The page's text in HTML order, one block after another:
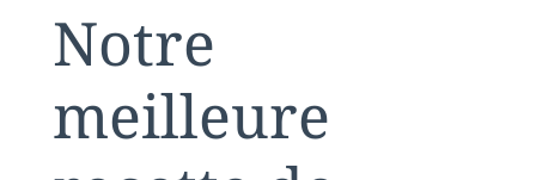
Notre
meilleure